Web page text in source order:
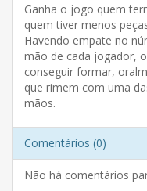
Ganha o jogo quem
quem tiver menos
Havendo empate no
mão de cada jogador,
conseguir formar,
que rimem com uma
mãos.
Comentários (0)
Não há comentários